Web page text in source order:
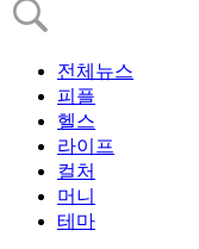
전체뉴스
피플
헬스
라이프
컬처
머니
테마